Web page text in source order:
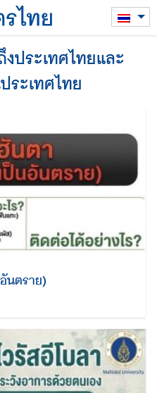
ประเทศไทยและ
ระเทศไทย
นตราย)